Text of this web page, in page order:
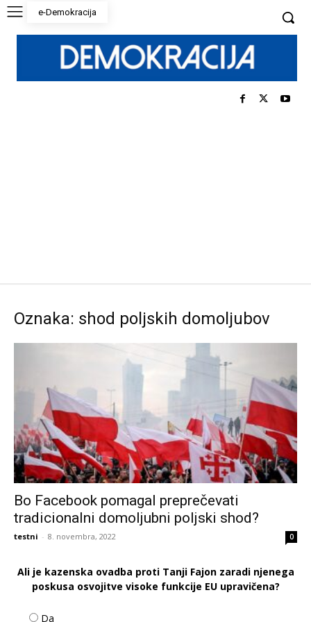
e-Demokracija
Oznaka: shod poljskih domoljubov
Bo Facebook pomagal preprečevati
tradicionalni domoljubni poljski shod?
testni - 8. novembra, 2022 0
Ali je kazenska ovadba proti Tanji Fajon zaradi njenega
poskusa osvojitve visoke funkcije EU upravičena?
Da